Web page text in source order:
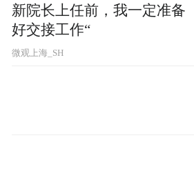
新院长上任前，我一定准备
好交接工作“
微观上海_SH